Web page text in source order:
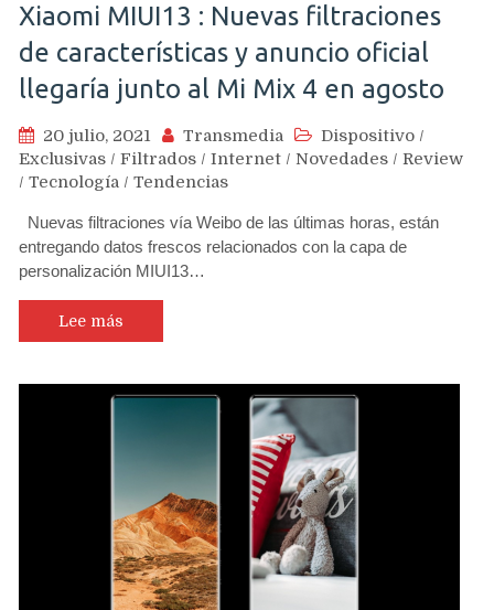
Xiaomi MIUI13 : Nuevas filtraciones
de características y anuncio oficial
llegaría junto al Mi Mix 4 en agosto
20 julio, 2021 Transmedia Dispositivo /
Exclusivas / Filtrados / Internet / Novedades / Review
/ Tecnología / Tendencias
Nuevas filtraciones vía Weibo de las últimas horas, están
entregando datos frescos relacionados con la capa de
personalización MIUI13…
Lee más